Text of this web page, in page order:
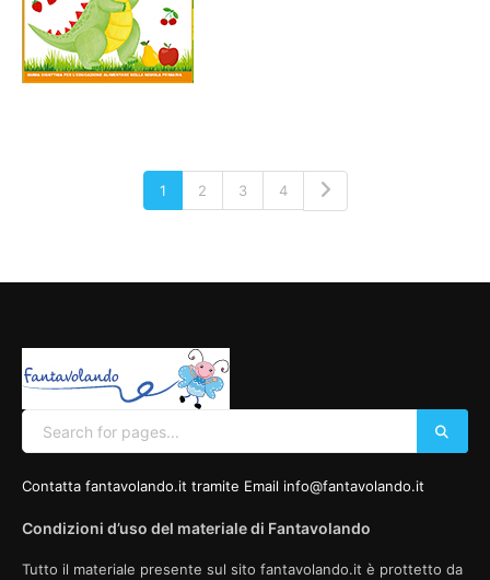
1 2 3 4
Contatta fantavolando.it tramite Email info@fantavolando.it
Condizioni d’uso del materiale di Fantavolando
Tutto il materiale presente sul sito fantavolando.it è prottetto da